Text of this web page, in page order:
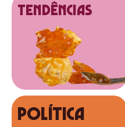
tendências
Política